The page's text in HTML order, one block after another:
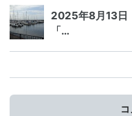
2025年8月13日
「…